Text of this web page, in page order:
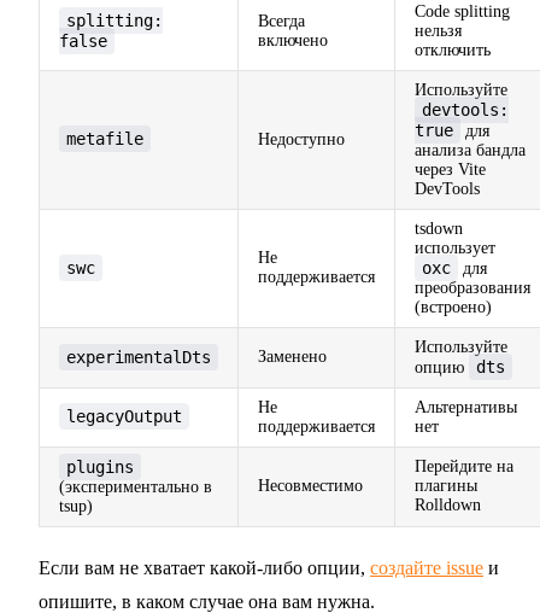
splitting:
false
Всегда
включено
Code splitting
нельзя
отключить
metafile Недоступно
Используйте
devtools:
true
для
анализа бандла
через Vite
DevTools
swc
Не
поддерживается
tsdown
использует
oxc
для
преобразования
(встроено)
experimentalDts Заменено
Используйте
опцию
dts
legacyOutput
Не
поддерживается
Альтернативы
нет
plugins
(экспериментально в
tsup)
Несовместимо
Перейдите на
плагины
Rolldown
Если вам не хватает какой-либо опции, создайте issue и
опишите, в каком случае она вам нужна.